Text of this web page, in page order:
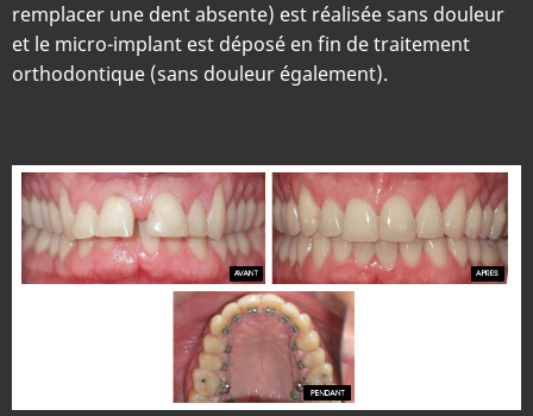
remplacer une dent absente) est réalisée sans douleur
et le micro-implant est déposé en fin de traitement
orthodontique (sans douleur également).